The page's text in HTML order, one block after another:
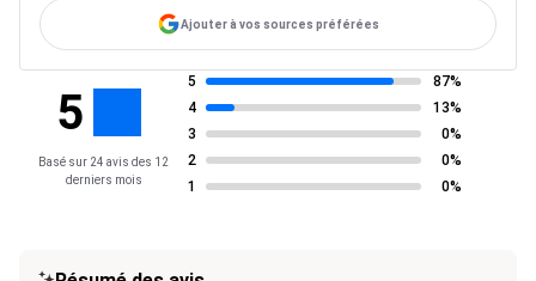
Ajouter à vos sources préférées
5
Basé sur 24 avis des 12
derniers mois
5
87%
4
13%
3
0%
2
0%
1
0%